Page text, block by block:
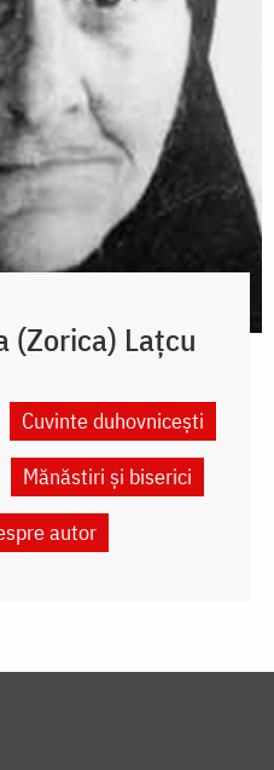
(Zorica) Lațcu
Cuvinte duhovnicești
Mănăstiri și biserici
autor